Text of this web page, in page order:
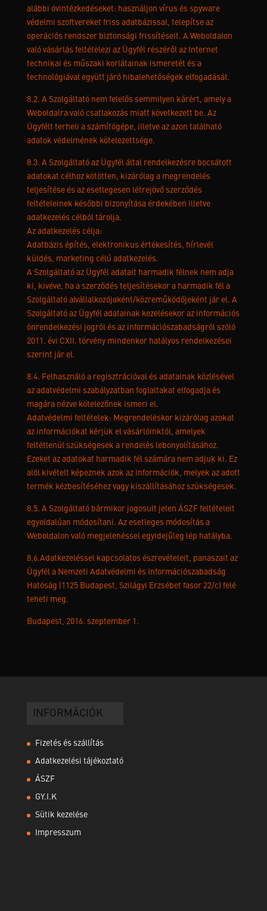
alábbi óvintézkedéseket: használjon vírus és spyware
védelmi szoftvereket friss adatbázissal, telepítse az
operációs rendszer biztonsági frissítéseit. A Weboldalon
való vásárlás feltételezi az Ügyfél részéről az Internet
technikai és műszaki korlátainak ismeretét és a
technológiával együtt járó hibalehetőségek elfogadását.
8.2. A Szolgáltató nem felelős semmilyen kárért, amely a
Weboldalra való csatlakozás miatt következett be. Az
Ügyfélt terheli a számítógépe, illetve az azon található
adatok védelmének kötelezettsége.
8.3. A Szolgáltató az Ügyfél által rendelkezésre bocsátott
adatokat célhoz kötötten, kizárólag a megrendelés
teljesítése és az esetlegesen létrejövő szerződés
feltételeinek későbbi bizonyítása érdekében illetve
adatkezelés célból tárolja.
Az adatkezelés célja:
Adatbázis építés, elektronikus értékesítés, hírlevél
küldés, marketing célú adatkezelés.
A Szolgáltató az Ügyfél adatait harmadik félnek nem adja
ki, kivéve, ha a szerződés teljesítésekor a harmadik fél a
Szolgáltató alvállalkozójaként/közreműködőjeként jár el. A
Szolgáltató az Ügyfél adatainak kezelésekor az információs
önrendelkezési jogról és az információszabadságról szóló
2011. évi CXII. törvény mindenkor hatályos rendelkezései
szerint jár el.
8.4. Felhasználó a regisztrációval és adatainak közlésével
az adatvédelmi szabályzatban foglaltakat elfogadja és
magára nézve kötelezőnek ismeri el.
Adatvédelmi feltételek: Megrendeléskor kizárólag azokat
az információkat kérjük el vásárlóinktól, amelyek
feltétlenül szükségesek a rendelés lebonyolításához.
Ezeket az adatokat harmadik fél számára nem adjuk ki. Ez
alól kivételt képeznek azok az információk, melyek az adott
termék kézbesítéséhez vagy kiszállításához szükségesek.
8.5. A Szolgáltató bármikor jogosult jelen ÁSZF feltételeit
egyoldalúan módosítani. Az esetleges módosítás a
Weboldalon való megjelenéssel egyidejűleg lép hatályba.
8.6.Adatkezeléssel kapcsolatos észrevételeit, panaszait az
Ügyfél a Nemzeti Adatvédelmi és Információszabadság
Hatóság (1125 Budapest, Szilágyi Erzsébet fasor 22/c) felé
teheti meg.
Budapest, 2016. szeptember 1.
INFORMÁCIÓK
Fizetés és szállítás
Adatkezelési tájékoztató
ÁSZF
GY.I.K
Sütik kezelése
Impresszum